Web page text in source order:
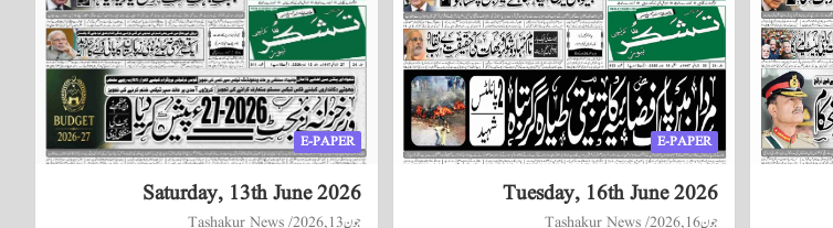
E-PAPER
Tuesday, 16th June 2026
جون 16, 2026 Tashakur News
E-PAPER
Saturday, 13th June 2026
جون 13, 2026 Tashakur News